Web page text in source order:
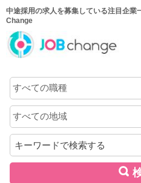
中途採用の求人を募集している注目企業
Change
職
種
地
域
キ
ー
ワ